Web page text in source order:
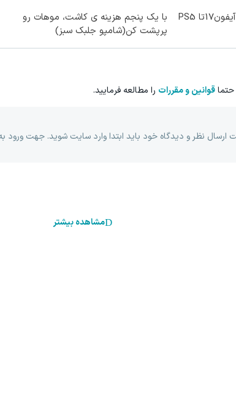
گردونه شانس بدون پوچ، از آیفون17تا PS5
با یک پنجم هزینه ی کاشت، موهات رو
پرپشت کن(شامپو جلبک سبز)
حتماقوانین و مقررات را مطالعه فرمایید.
ارسال نظر و دیدگاه خود باید ابتدا وارد سایت شوید. جهت ورود
مشاهده بیشتر